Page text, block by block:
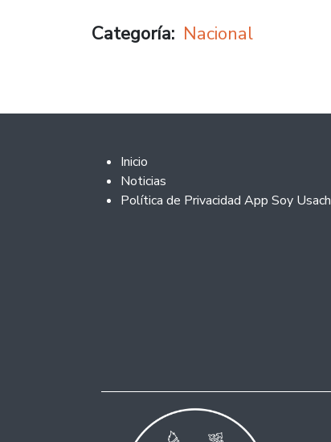
Categoría Nacional
Footer 2
Inicio
Noticias
Política de Privacidad App Soy Usach